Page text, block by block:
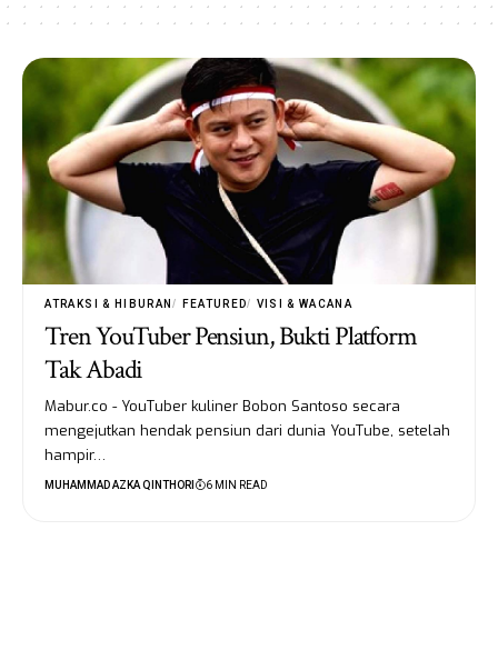
ATRAKSI & HIBURAN FEATURED VISI & WACANA
Tren YouTuber Pensiun, Bukti Platform
Tak Abadi
Mabur.co - YouTuber kuliner Bobon Santoso secara
mengejutkan hendak pensiun dari dunia YouTube, setelah
hampir…
MUHAMMAD AZKA QINTHORI 6 MIN READ